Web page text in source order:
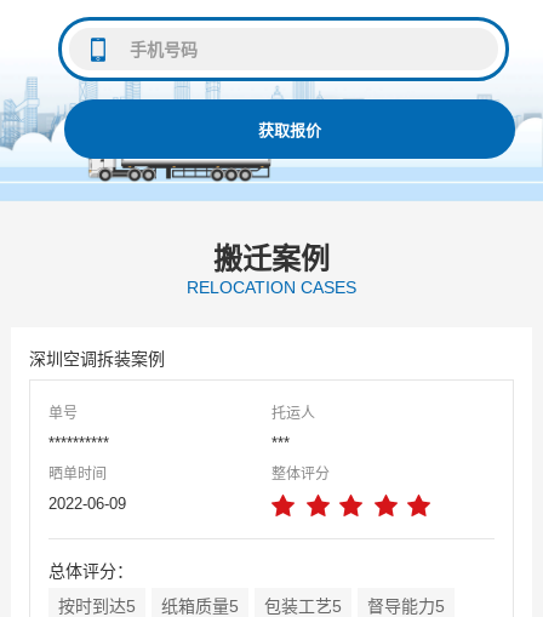
获取报价
搬迁案例
RELOCATION CASES
深圳空调拆装案例
单号
**********
托运人
***
晒单时间
2022-06-09
整体评分
总体评分：
按时到达5
纸箱质量5 包装工艺5 督导能力5